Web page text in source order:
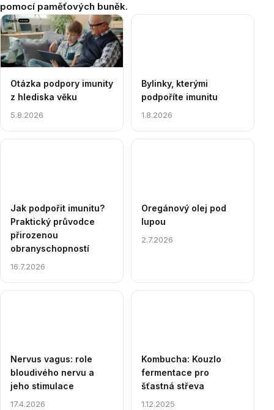
pomocí paměťových buněk.
Výpis
článků
Otázka podpory imunity
z hlediska věku
5.8.2026
Bylinky, kterými
podpoříte imunitu
1.8.2026
Jak podpořit imunitu?
Praktický průvodce
přirozenou
obranyschopností
16.7.2026
Oregánový olej pod
lupou
2.7.2026
Nervus vagus: role
bloudivého nervu a
jeho stimulace
17.4.2026
Kombucha: Kouzlo
fermentace pro
šťastná střeva
1.12.2025